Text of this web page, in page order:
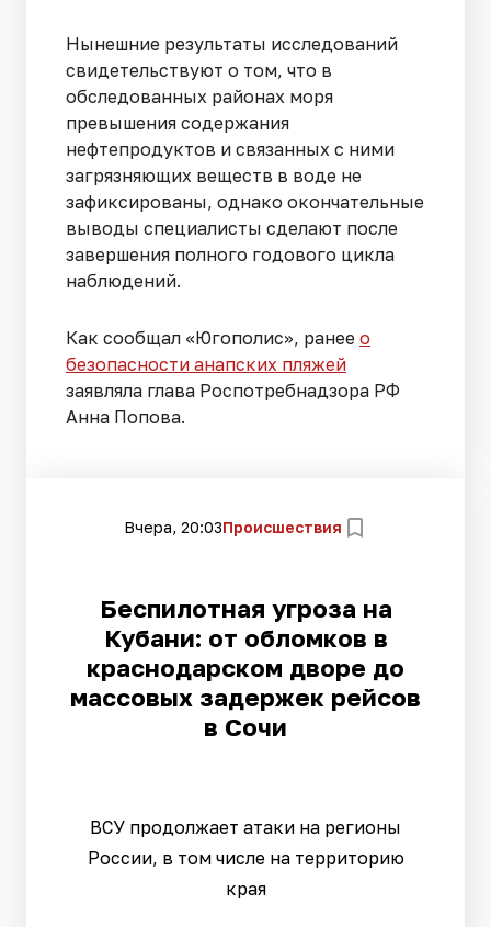
Нынешние результаты исследований
свидетельствуют о том, что в
обследованных районах моря
превышения содержания
нефтепродуктов и связанных с ними
загрязняющих веществ в воде не
зафиксированы, однако окончательные
выводы специалисты сделают после
завершения полного годового цикла
наблюдений.
Как сообщал «Югополис», ранее о
безопасности анапских пляжей
заявляла глава Роспотребнадзора РФ
Анна Попова.
Вчера, 20:03Происшествия
Беспилотная угроза на
Кубани: от обломков в
краснодарском дворе до
массовых задержек рейсов
в Сочи
ВСУ продолжает атаки на регионы
России, в том числе на территорию
края